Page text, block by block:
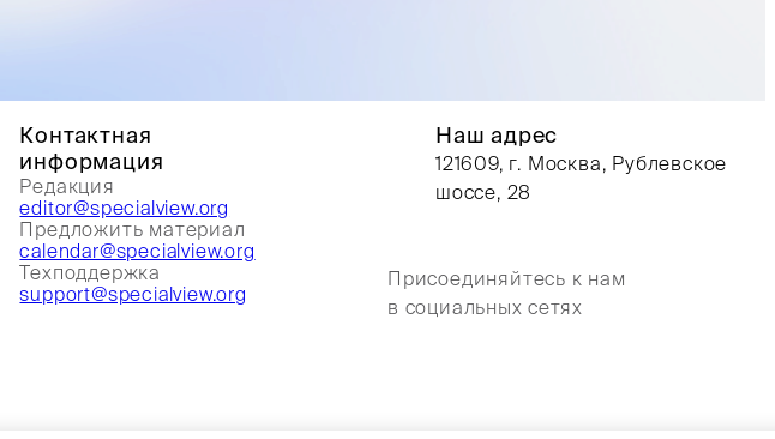
Контактная
информация
Редакция
editor@specialview.org
Предложить материал
calendar@specialview.org
Техподдержка
support@specialview.org
Наш адрес
121609, г. Москва, Рублевское
шоссе, 28
Присоединяйтесь к нам
в социальных сетях